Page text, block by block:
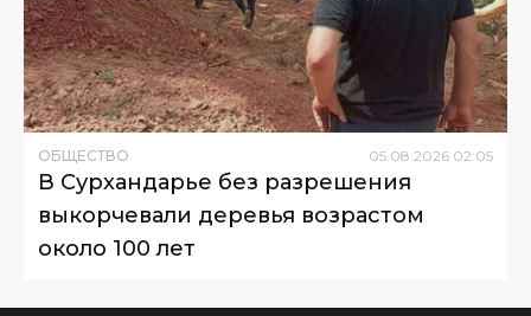
ОБЩЕСТВО 05.08.2026 02:05
В Сурхандарье без разрешения
выкорчевали деревья возрастом
около 100 лет